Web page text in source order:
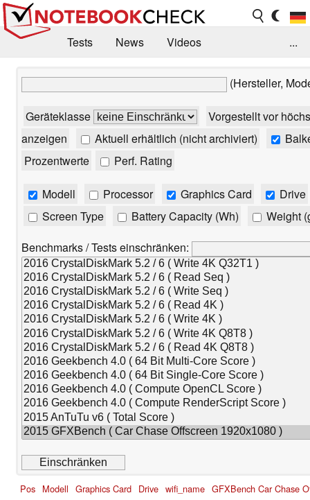
Tests News
Videos
Forum
...
(Hersteller,
Geräteklasse
Vorgestellt vor
anzeigen
Aktuell erhältlich (nicht archiviert)
Prozentwerte
Perf. Rating
Modell Processor Graphics Card
Drive
Screen Type
Battery Capacity (Wh)
Weight
Benchmarks / Tests einschränken:
Pos Modell Graphics Card Drive wifi_name GFXBench Car Chase